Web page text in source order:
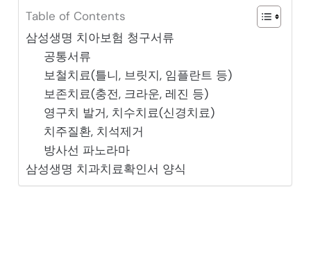
Table of Contents
삼성생명 치아보험 청구서류
공통서류
보철치료(틀니, 브릿지, 임플란트 등)
보존치료(충전, 크라운, 레진 등)
영구치 발거, 치수치료(신경치료)
치주질환, 치석제거
방사선 파노라마
삼성생명 치과치료확인서 양식